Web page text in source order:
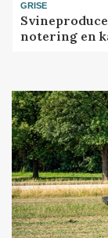
GRISE
notering en